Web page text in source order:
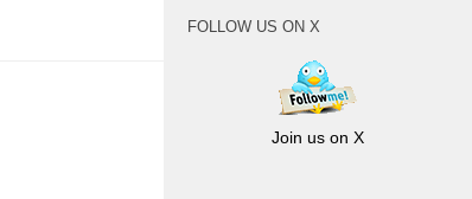
FOLLOW US ON X
Join us on X